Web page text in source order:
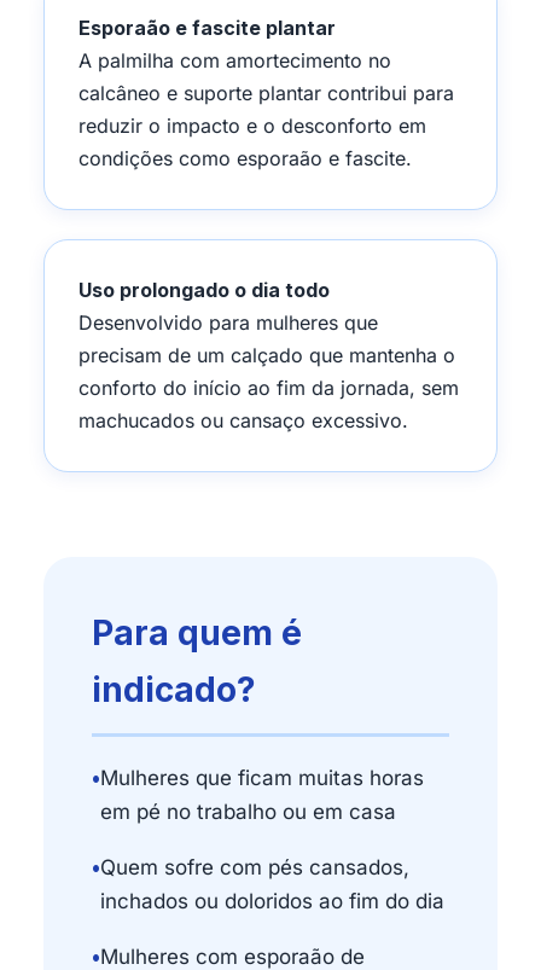
Esporaão e fascite plantar
A palmilha com amortecimento no
calcâneo e suporte plantar contribui para
reduzir o impacto e o desconforto em
condições como esporaão e fascite.
Uso prolongado o dia todo
Desenvolvido para mulheres que
precisam de um calçado que mantenha o
conforto do início ao fim da jornada, sem
machucados ou cansaço excessivo.
Para quem é
indicado?
•Mulheres que ficam muitas horas
em pé no trabalho ou em casa
•Quem sofre com pés cansados,
inchados ou doloridos ao fim do dia
•Mulheres com esporaão de